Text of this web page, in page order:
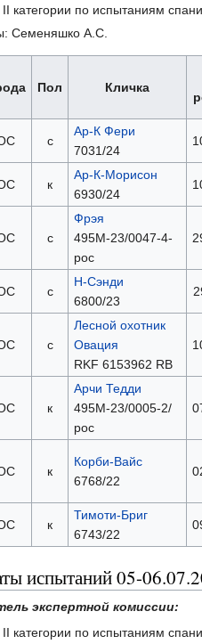
II категории по испытаниям
Семеняшко А.С.
Пол Кличка
с
Ар-К Фери
7031/24
к
Ар-К-Морисон
6930/24
с
Фрэя
495М-23/0047-4-
рос
с
Н-Сэнди
6800/23
с
Лесной охотник
Овация
RKF 6153962 RB
к
Арчи Тедди
495М-23/0005-2/
рос
к
Корби-Вайс
6768/22
к
Тимоти-Бриг
6743/22
испытаний 05-
экспертной комиссии:
II категории по испытаниям